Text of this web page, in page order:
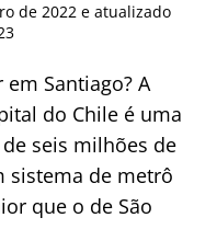
de 2022 e atualizado
Santiago? A
do Chile é uma
seis milhões de
sistema de metrô
que o de São